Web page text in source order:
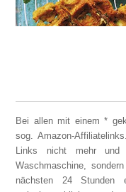
Bei allen mit einem *
sog. Amazon-
Links nicht mehr und
Waschmaschine,
nächsten 24 Stunden